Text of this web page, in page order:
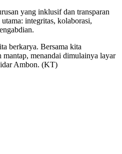
yang inklusif dan transparan
integritas, kolaborasi,
berkarya. Bersama kita
menandai dimulainya layar
Ambon. (KT)